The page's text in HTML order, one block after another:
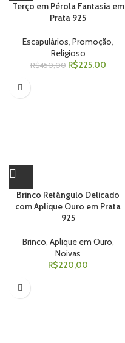
Terço em Pérola Fantasia em
Prata 925
Escapulários, Promoção,
Religioso
R$450,00 R$225,00
Brinco Retângulo Delicado
com Aplique Ouro em Prata
925
Brinco, Aplique em Ouro,
Noivas
R$220,00